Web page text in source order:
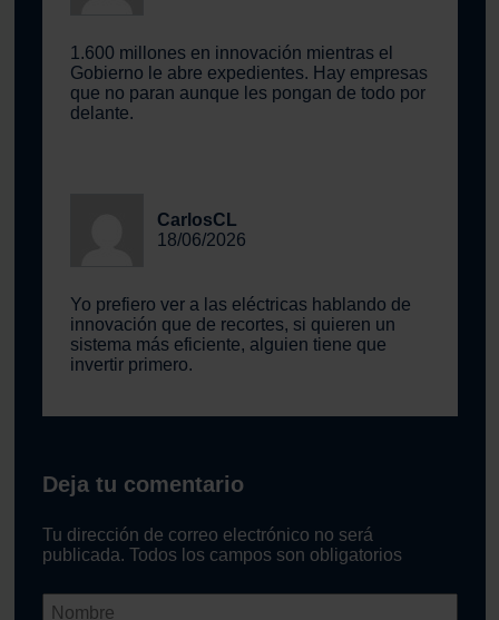
1.600 millones en innovación mientras el
Gobierno le abre expedientes. Hay empresas
que no paran aunque les pongan de todo por
delante.
CarlosCL
18/06/2026
Yo prefiero ver a las eléctricas hablando de
innovación que de recortes, si quieren un
sistema más eficiente, alguien tiene que
invertir primero.
Deja tu comentario
Tu dirección de correo electrónico no será
publicada. Todos los campos son obligatorios